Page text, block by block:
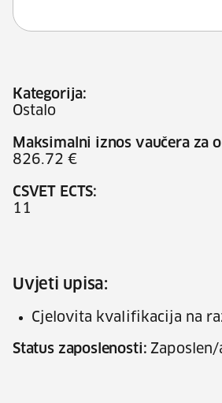
Kategorija:
Ostalo
Maksimalni iznos vaučera za
826.72 €
CSVET ECTS:
11
Uvjeti upisa:
Cjelovita kvalifikacija na
Status zaposlenosti: Zaposlen/